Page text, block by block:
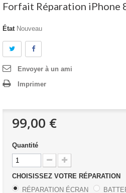
Forfait Réparation iPhone
État Nouveau
Envoyer à un ami
Imprimer
99,00 €
Quantité
CHOISISSEZ VOTRE RÉPARATION
RÉPARATION ÉCRAN